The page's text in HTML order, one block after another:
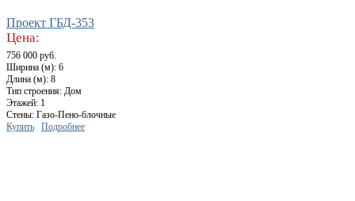
Проект ГБД-353
Цена:
756 000 руб.
Ширина (м): 6
Длина (м): 8
Тип строения: Дом
Этажей: 1
Стены: Газо-Пено-блочные
Купить
Подробнее